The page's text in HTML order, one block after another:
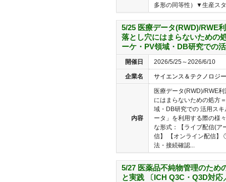
多形の同等性）▼生産ス
5/25 医療データ(RWD)/RWE
落とし穴にはまらないための
ーケ・PV領域・DB研究での
開催日 2026/5/25～2026/6/10
企業名 サイエンス＆テクノロジ
内容
医療データ(RWD)/RWE
にはまらないための処方
域・DB研究での 活用ス
ータ」を利用する際の様
な形式：【ライブ配信(ア
信】 【オンライン配信
法・接続確認...
5/27 医薬品不純物管理のため
と実践 〔ICH Q3C・Q3D対